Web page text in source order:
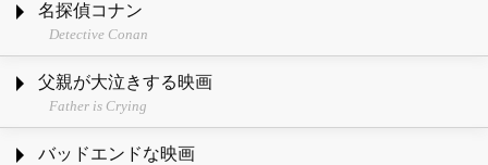
名探偵コナン
Detective Conan
父親が大泣きする映画
Father is Crying
バッドエンドな映画